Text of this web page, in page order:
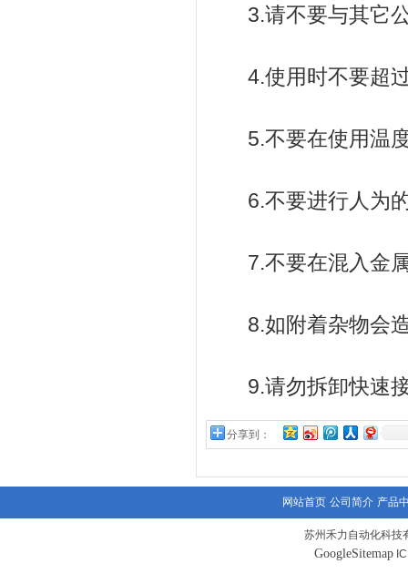
3.请不要与其它公
4.使用时不要超过
5.不要在使用温度
6.不要进行人为的
7.不要在混入金属
8.如附着杂物会造
9.请勿拆卸快速
分享到：
网站首页 公司简介 产品
苏州禾力自动化科技
GoogleSitemap